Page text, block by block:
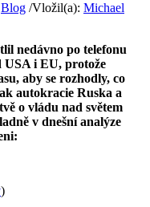
Blog /Vložil(a): Michael
nedávno po telefonu
USA i EU, protože
aby se rozhodly, co
autokracie Ruska a
o vládu nad světem
v dnešní analýze
)